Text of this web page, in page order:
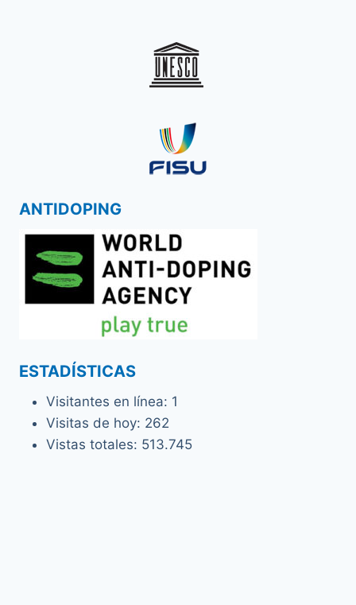
ANTIDOPING
ESTADÍSTICAS
Visitantes en línea: 1
Visitas de hoy: 262
Vistas totales: 513.745